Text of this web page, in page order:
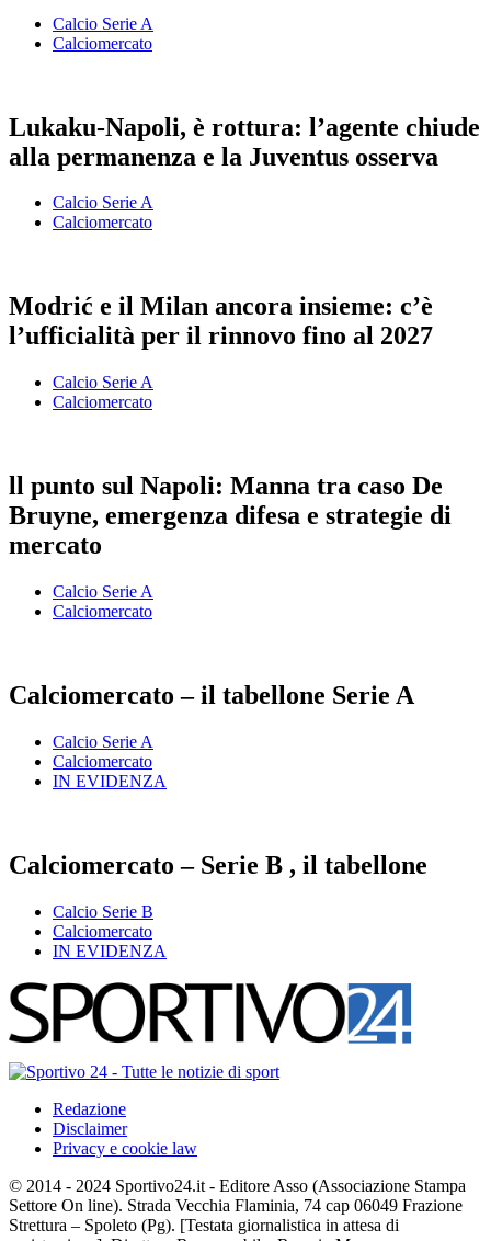
Calcio Serie A
Calciomercato
Lukaku-Napoli, è rottura: l’agente chiude
alla permanenza e la Juventus osserva
Calcio Serie A
Calciomercato
Modrić e il Milan ancora insieme: c’è
l’ufficialità per il rinnovo fino al 2027
Calcio Serie A
Calciomercato
ll punto sul Napoli: Manna tra caso De
Bruyne, emergenza difesa e strategie di
mercato
Calcio Serie A
Calciomercato
Calciomercato – il tabellone Serie A
Calcio Serie A
Calciomercato
IN EVIDENZA
Calciomercato – Serie B , il tabellone
Calcio Serie B
Calciomercato
IN EVIDENZA
Redazione
Disclaimer
Privacy e cookie law
© 2014 - 2024 Sportivo24.it - Editore Asso (Associazione Stampa
Settore On line). Strada Vecchia Flaminia, 74 cap 06049 Frazione
Strettura – Spoleto (Pg). [Testata giornalistica in attesa di